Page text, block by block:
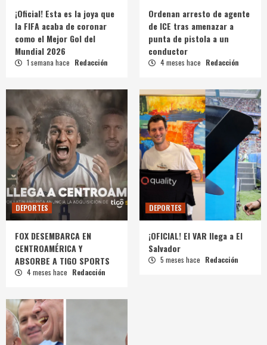
¡Oficial! Esta es la joya que
la FIFA acaba de coronar
como el Mejor Gol del
Mundial 2026
1 semana hace Redacción
Ordenan arresto de agente
de ICE tras amenazar a
punta de pistola a un
conductor
4 meses hace Redacción
DEPORTES
FOX DESEMBARCA EN
CENTROAMÉRICA Y
ABSORBE A TIGO SPORTS
4 meses hace Redacción
DEPORTES
¡OFICIAL! El VAR llega a El
Salvador
5 meses hace Redacción